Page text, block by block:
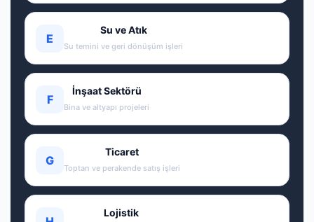
E
Su ve Atık
Su temini ve geri dönüşüm işleri
F
İnşaat Sektörü
Bina ve altyapı projeleri
G
Ticaret
Toptan ve perakende satış işleri
Lojistik